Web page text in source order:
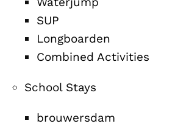
SUP
Longboarden
Combined Activities
School Stays
brouwersdam